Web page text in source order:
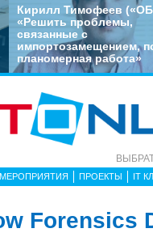
Кирилл Тимофеев
«Решить проблемы,
связанные с
импортозамещением,
планомерная работа»
МЕРОПРИЯТИЯ ПРОЕКТЫ IT
Forensics